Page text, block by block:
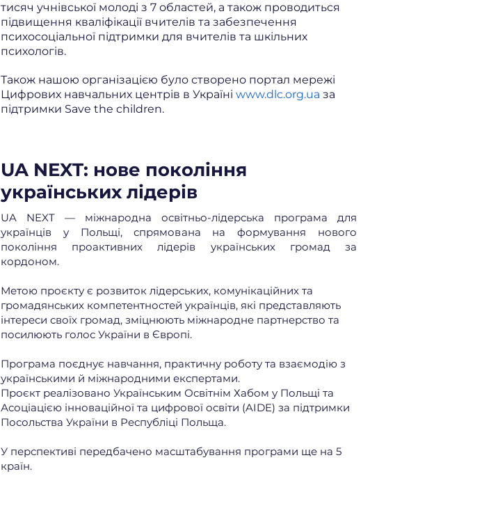
тисяч учнівської молоді з 7 областей, а також проводиться
підвищення кваліфікації вчителів та забезпечення
психосоціальної підтримки для вчителів та шкільних
психологів.
Також нашою організацією було створено портал мережі
Цифрових навчальних центрів в Україні www.dlc.org.ua за
підтримки Save the children.
UA NEXT: нове покоління
українських лідерів
UA NEXT — міжнародна освітньо-лідерська програма для
українців у Польщі, спрямована на формування нового
покоління проактивних лідерів українських громад за
кордоном.
Метою проєкту є розвиток лідерських, комунікаційних та
громадянських компетентностей українців, які представляють
інтереси своїх громад, зміцнюють міжнародне партнерство та
посилюють голос України в Європі.
Програма поєднує навчання, практичну роботу та взаємодію з
українськими й міжнародними експертами.
Проєкт реалізовано Українським Освітнім Хабом у Польщі та
Асоціацією інноваційної та цифрової освіти (AIDE) за підтримки
Посольства України в Республіці Польща.
У перспективі передбачено масштабування програми ще на 5
країн.